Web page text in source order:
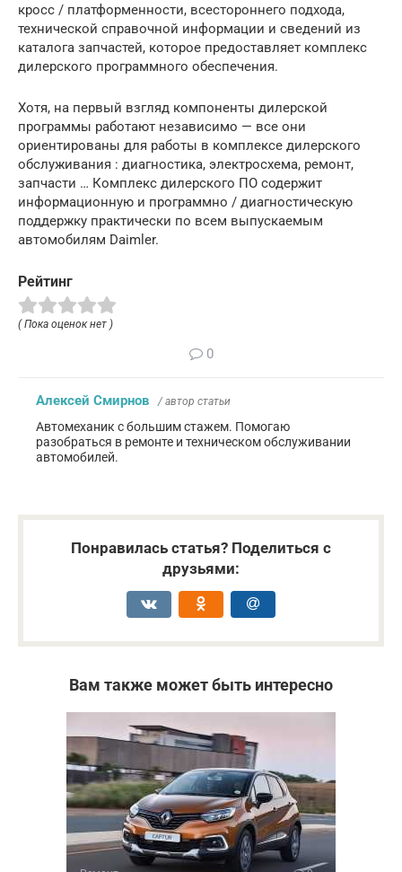
кросс / платформенности, всестороннего подхода,
технической справочной информации и сведений из
каталога запчастей, которое предоставляет комплекс
дилерского программного обеспечения.
Хотя, на первый взгляд компоненты дилерской
программы работают независимо — все они
ориентированы для работы в комплексе дилерского
обслуживания : диагностика, электросхема, ремонт,
запчасти … Комплекс дилерского ПО содержит
информационную и программно / диагностическую
поддержку практически по всем выпускаемым
автомобилям Daimler.
Рейтинг
( Пока оценок нет )
0
Алексей Смирнов / автор статьи
Автомеханик с большим стажем. Помогаю
разобраться в ремонте и техническом обслуживании
автомобилей.
Понравилась статья? Поделиться с
друзьями:
Вам также может быть интересно